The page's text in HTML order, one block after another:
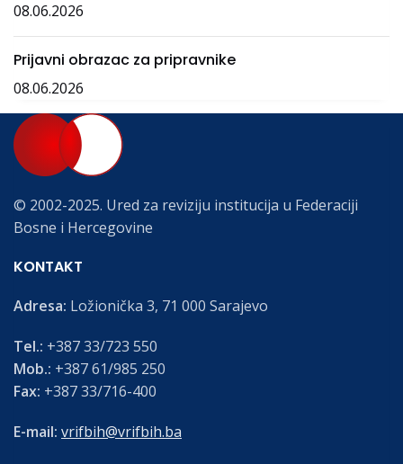
08.06.2026
Prijavni obrazac za pripravnike
08.06.2026
© 2002-2025. Ured za reviziju institucija u Federaciji
Bosne i Hercegovine
KONTAKT
Adresa: Ložionička 3, 71 000 Sarajevo
Tel.: +387 33/723 550
Mob.: +387 61/985 250
Fax: +387 33/716-400
E-mail: vrifbih@vrifbih.ba